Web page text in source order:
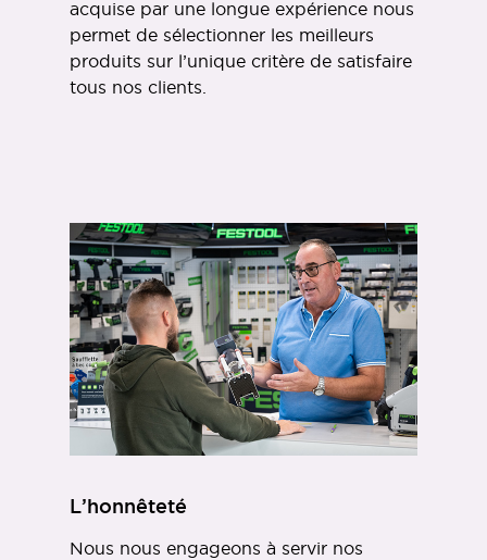
acquise par une longue expérience nous
permet de sélectionner les meilleurs
produits sur l’unique critère de satisfaire
tous nos clients.
L’honnêteté
Nous nous engageons à servir nos